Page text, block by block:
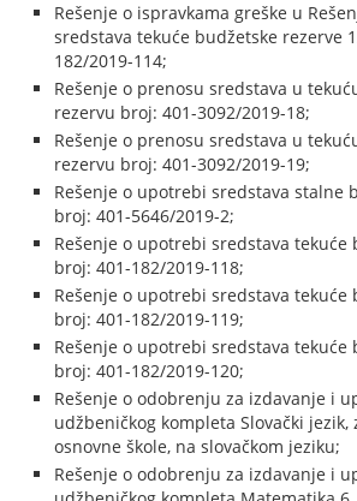
Rešenje o ispravkama greške u
sredstava tekuće budžetske rezerve
182/2019-114;
Rešenje o prenosu sredstava u
rezervu broj: 401-3092/2019-18;
Rešenje o prenosu sredstava u
rezervu broj: 401-3092/2019-19;
Rešenje o upotrebi sredstava stalne
broj: 401-5646/2019-2;
Rešenje o upotrebi sredstava tekuće
broj: 401-182/2019-118;
Rešenje o upotrebi sredstava tekuće
broj: 401-182/2019-119;
Rešenje o upotrebi sredstava tekuće
broj: 401-182/2019-120;
Rešenje o odobrenju za izdavanje i
udžbeničkog kompleta Slovački jezik,
osnovne škole, na slovačkom jeziku;
Rešenje o odobrenju za izdavanje i